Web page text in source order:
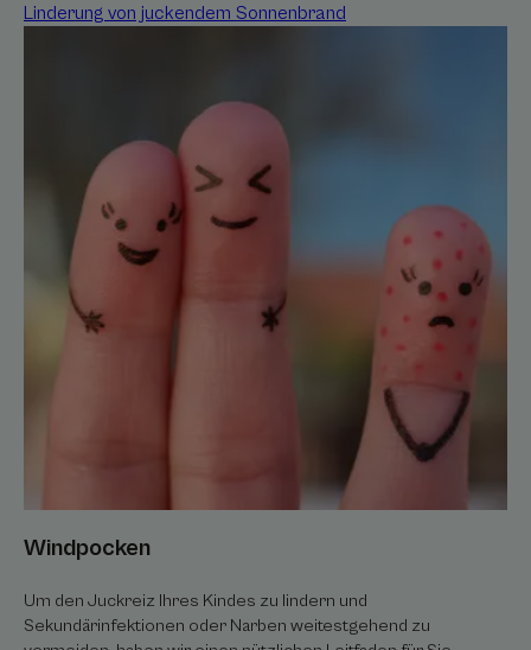
Linderung von juckendem Sonnenbrand
Windpocken
Windpocken
Windpocken
Um den Juckreiz Ihres Kindes zu lindern und
Sekundärinfektionen oder Narben weitestgehend zu